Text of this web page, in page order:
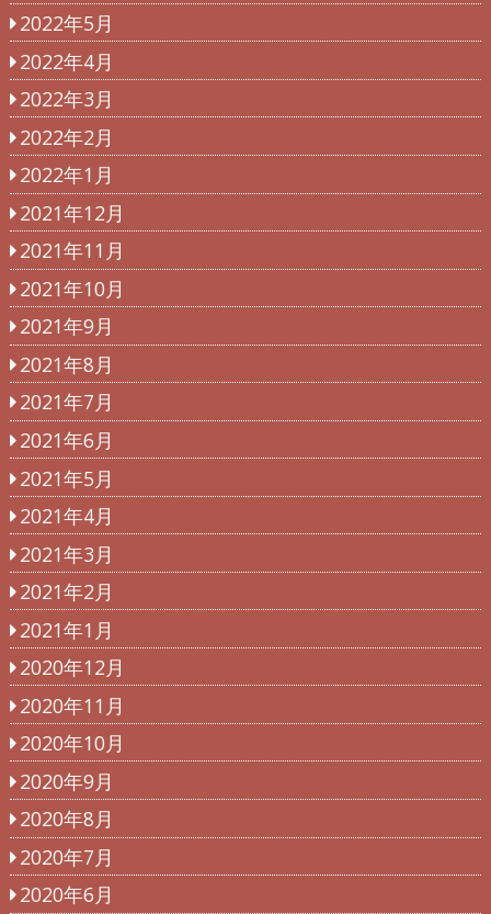
2022年5月
2022年4月
2022年3月
2022年2月
2022年1月
2021年12月
2021年11月
2021年10月
2021年9月
2021年8月
2021年7月
2021年6月
2021年5月
2021年4月
2021年3月
2021年2月
2021年1月
2020年12月
2020年11月
2020年10月
2020年9月
2020年8月
2020年7月
2020年6月